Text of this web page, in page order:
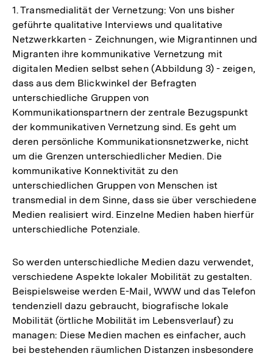
1. Transmedialität der Vernetzung: Von uns bisher
geführte qualitative Interviews und qualitative
Netzwerkkarten - Zeichnungen, wie Migrantinnen und
Migranten ihre kommunikative Vernetzung mit
digitalen Medien selbst sehen (Abbildung 3) - zeigen,
dass aus dem Blickwinkel der Befragten
unterschiedliche Gruppen von
Kommunikationspartnern der zentrale Bezugspunkt
der kommunikativen Vernetzung sind. Es geht um
deren persönliche Kommunikationsnetzwerke, nicht
um die Grenzen unterschiedlicher Medien. Die
kommunikative Konnektivität zu den
unterschiedlichen Gruppen von Menschen ist
transmedial in dem Sinne, dass sie über verschiedene
Medien realisiert wird. Einzelne Medien haben hierfür
unterschiedliche Potenziale.
So werden unterschiedliche Medien dazu verwendet,
verschiedene Aspekte lokaler Mobilität zu gestalten.
Beispielsweise werden E-Mail, WWW und das Telefon
tendenziell dazu gebraucht, biografische lokale
Mobilität (örtliche Mobilität im Lebensverlauf) zu
managen: Diese Medien machen es einfacher, auch
bei bestehenden räumlichen Distanzen insbesondere